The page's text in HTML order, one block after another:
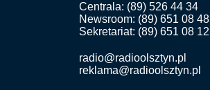
Centrala: (89) 526 44 34
Newsroom: (89) 651 08 48
Sekretariat: (89) 651 08 12
radio@radioolsztyn.pl
reklama@radioolsztyn.pl